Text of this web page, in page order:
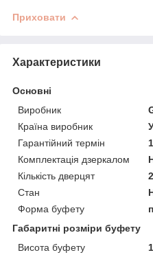
Приховати
Характеристики
Основні
Виробник
Країна виробник
Гарантійний термін
Комплектація дзеркалом
Кількість дверцят
Стан
Форма буфету
Габаритні розміри буфету
Висота буфету